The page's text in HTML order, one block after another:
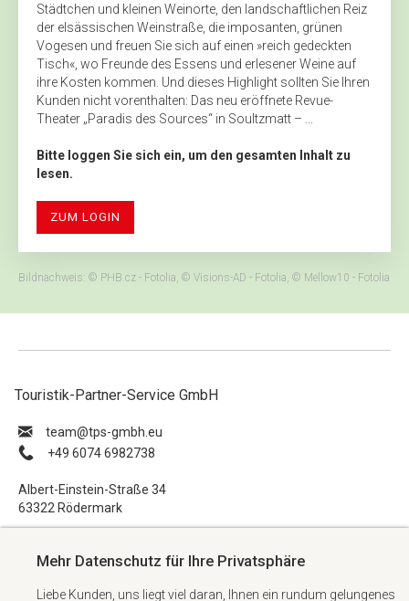
Städtchen und kleinen Weinorte, den landschaftlichen Reiz
der elsässischen Weinstraße, die imposanten, grünen
Vogesen und freuen Sie sich auf einen »reich gedeckten
Tisch«, wo Freunde des Essens und erlesener Weine auf
ihre Kosten kommen. Und dieses Highlight sollten Sie Ihren
Kunden nicht vorenthalten: Das neu eröffnete Revue-
Theater „Paradis des Sources“ in Soultzmatt – ...
Bitte loggen Sie sich ein, um den gesamten Inhalt zu
lesen.
ZUM LOGIN
Bildnachweis: © PHB.cz - Fotolia, © Visions-AD - Fotolia, © Mellow10 - Fotolia
Touristik-Partner-Service GmbH
ue.hbmg-spt@maet
+49 6074 6982738
Albert-Einstein-Straße 34
63322 Rödermark
Impressum
Mehr Datenschutz für Ihre Privatsphäre
Liebe Kunden, uns liegt viel daran, Ihnen ein rundum gelungenes